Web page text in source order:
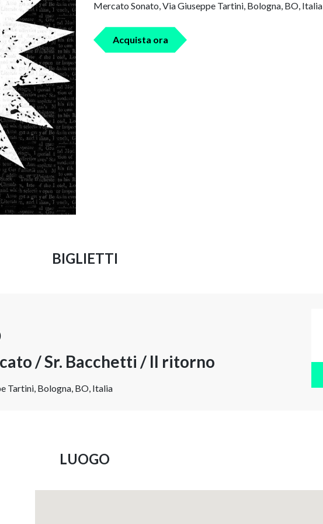
Mercato Sonato, Via Giuseppe Tartini, Bologna, BO, Italia
Acquista ora
BIGLIETTI
/ Sr. Bacchetti / Il ritorno
Tartini, Bologna, BO, Italia
LUOGO